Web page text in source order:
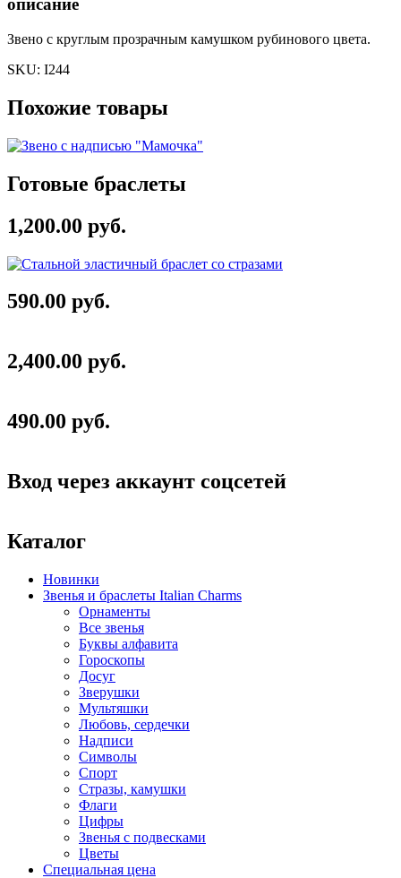
описание
Звено с круглым прозрачным камушком рубинового цвета.
SKU: I244
Похожие товары
Готовые браслеты
1,200.00 руб.
590.00 руб.
2,400.00 руб.
490.00 руб.
Вход через аккаунт соцсетей
Каталог
Новинки
Звенья и браслеты Italian Charms
Орнаменты
Все звенья
Буквы алфавита
Гороскопы
Досуг
Зверушки
Мультяшки
Любовь, сердечки
Надписи
Символы
Спорт
Стразы, камушки
Флаги
Цифры
Звенья с подвесками
Цветы
Специальная цена